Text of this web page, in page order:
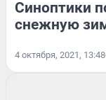
Синоптики
снежную
4 октября, 2021, 13:48